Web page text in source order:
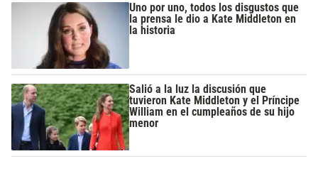
Uno por uno, todos los disgustos que
la prensa le dio a Kate Middleton en
la historia
Salió a la luz la discusión que
tuvieron Kate Middleton y el Príncipe
William en el cumpleaños de su hijo
menor